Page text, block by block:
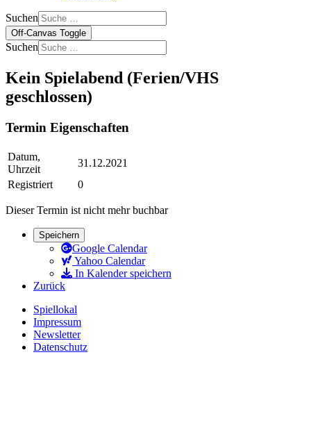
Suchen
Off-Canvas Toggle
Suchen
Kein Spielabend (Ferien/VHS
geschlossen)
Termin Eigenschaften
Datum,
Uhrzeit
31.12.2021
Registriert
0
Dieser Termin ist nicht mehr buchbar
Speichern
Google Calendar
Yahoo Calendar
In Kalender speichern
Zurück
Spiellokal
Impressum
Newsletter
Datenschutz